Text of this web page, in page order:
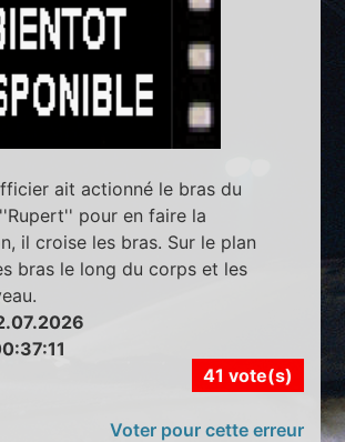
ait actionné le bras du
pour en faire la
il croise les bras. Sur le plan
bras le long du corps et les
41 vote(s)
Voter pour cette erreur